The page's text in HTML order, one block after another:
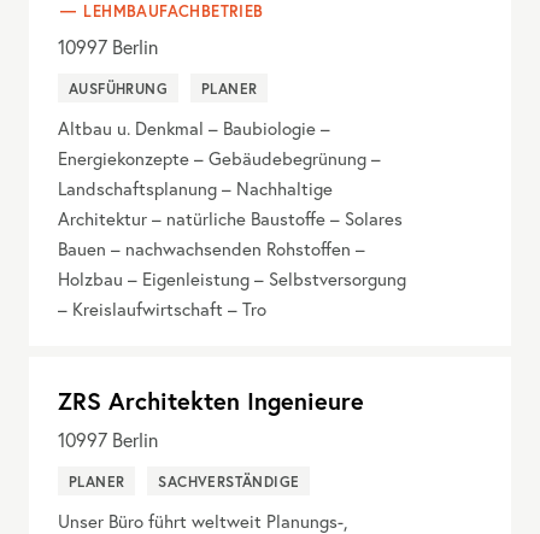
LEHMBAUFACHBETRIEB
10997 Berlin
AUSFÜHRUNG PLANER
Altbau u. Denkmal – Baubiologie –
Energiekonzepte – Gebäudebegrünung –
Landschaftsplanung – Nachhaltige
Architektur – natürliche Baustoffe – Solares
Bauen – nachwachsenden Rohstoffen –
Holzbau – Eigenleistung – Selbstversorgung
– Kreislaufwirtschaft – Tro
ZRS Architekten Ingenieure
10997 Berlin
PLANER SACHVERSTÄNDIGE
Unser Büro führt weltweit Planungs-,